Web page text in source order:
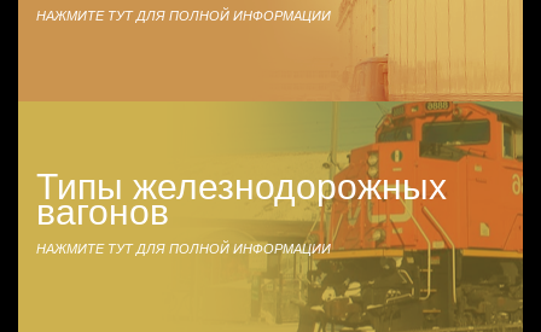
НАЖМИТЕ ТУТ ДЛЯ ПОЛНОЙ ИНФОРМАЦИИ
Типы железнодорожных
вагонов
НАЖМИТЕ ТУТ ДЛЯ ПОЛНОЙ ИНФОРМАЦИИ